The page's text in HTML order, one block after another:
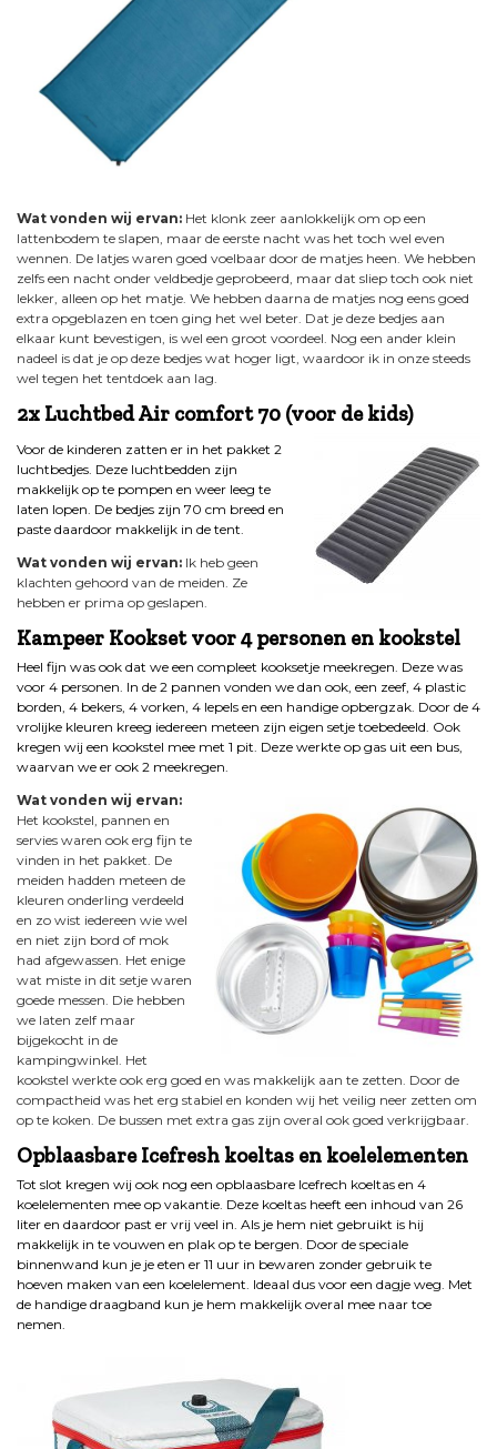
Wat vonden wij ervan: Het klonk zeer aanlokkelijk om op een
lattenbodem te slapen, maar de eerste nacht was het toch wel even
wennen. De latjes waren goed voelbaar door de matjes heen. We hebben
zelfs een nacht onder veldbedje geprobeerd, maar dat sliep toch ook niet
lekker, alleen op het matje. We hebben daarna de matjes nog eens goed
extra opgeblazen en toen ging het wel beter. Dat je deze bedjes aan
elkaar kunt bevestigen, is wel een groot voordeel. Nog een ander klein
nadeel is dat je op deze bedjes wat hoger ligt, waardoor ik in onze steeds
wel tegen het tentdoek aan lag.
2x Luchtbed Air comfort 70 (voor de kids)
Voor de kinderen zatten er in het pakket 2
luchtbedjes. Deze luchtbedden zijn
makkelijk op te pompen en weer leeg te
laten lopen. De bedjes zijn 70 cm breed en
paste daardoor makkelijk in de tent.
Wat vonden wij ervan: Ik heb geen
klachten gehoord van de meiden. Ze
hebben er prima op geslapen.
Kampeer Kookset voor 4 personen en kookstel
Heel fijn was ook dat we een compleet kooksetje meekregen. Deze was
voor 4 personen. In de 2 pannen vonden we dan ook, een zeef, 4 plastic
borden, 4 bekers, 4 vorken, 4 lepels en een handige opbergzak. Door de 4
vrolijke kleuren kreeg iedereen meteen zijn eigen setje toebedeeld. Ook
kregen wij een kookstel mee met 1 pit. Deze werkte op gas uit een bus,
waarvan we er ook 2 meekregen.
Wat vonden wij ervan:
Het kookstel, pannen en
servies waren ook erg fijn te
vinden in het pakket. De
meiden hadden meteen de
kleuren onderling verdeeld
en zo wist iedereen wie wel
en niet zijn bord of mok
had afgewassen. Het enige
wat miste in dit setje waren
goede messen. Die hebben
we laten zelf maar
bijgekocht in de
kampingwinkel. Het
kookstel werkte ook erg goed en was makkelijk aan te zetten. Door de
compactheid was het erg stabiel en konden wij het veilig neer zetten om
op te koken. De bussen met extra gas zijn overal ook goed verkrijgbaar.
Opblaasbare Icefresh koeltas en koelelementen
Tot slot kregen wij ook nog een opblaasbare Icefrech koeltas en 4
koelelementen mee op vakantie. Deze koeltas heeft een inhoud van 26
liter en daardoor past er vrij veel in. Als je hem niet gebruikt is hij
makkelijk in te vouwen en plak op te bergen. Door de speciale
binnenwand kun je je eten er 11 uur in bewaren zonder gebruik te
hoeven maken van een koelelement. Ideaal dus voor een dagje weg. Met
de handige draagband kun je hem makkelijk overal mee naar toe
nemen.